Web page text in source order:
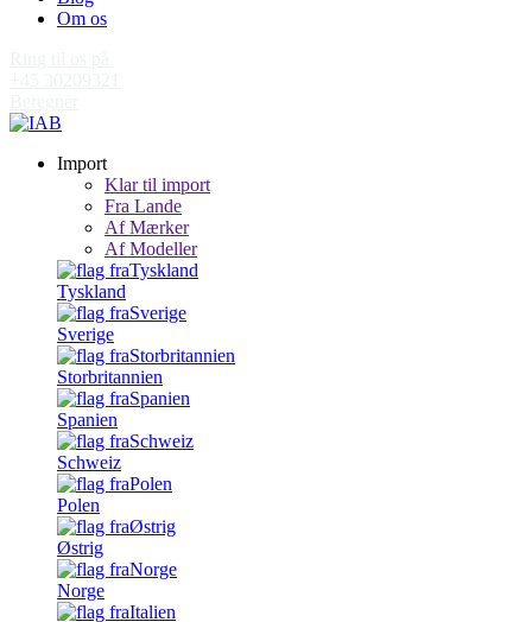
Om os
Import
Klar til import
Fra Lande
Af Mærker
Af Modeller
Tyskland
Sverige
Storbritannien
Spanien
Schweiz
Polen
Østrig
Norge